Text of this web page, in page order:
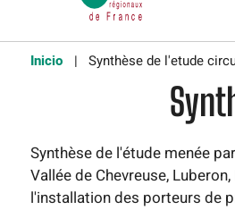
Inicio Synthèse de l'etude
Synthèse de l'étude menée
Vallée de Chevreuse,
l'installation des porteurs de